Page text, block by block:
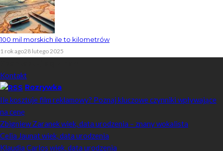
100 mil morskich ile to kilometrów
1 rok ago28 lutego 2025
Kontakt
Rozrywka
Ile kosztuje film reklamowy? Poznaj kluczowe czynniki wpływające
na cenę
Zbigniew Zaranek wiek, data urodzenia – znany wokalista
Celia Jaunat wiek, data urodzenia
Klaudia Carlos wiek, data urodzenia